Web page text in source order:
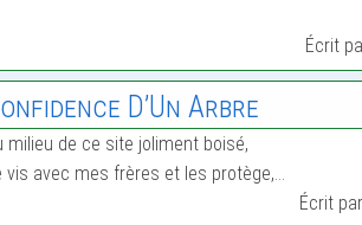
Écrit
D’Un Arbre
milieu de ce site joliment boisé,
vis avec mes frères et les protège,…
Écrit par